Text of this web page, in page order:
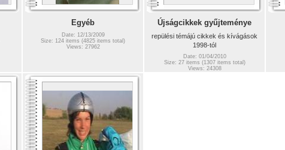
Egyéb
Date: 12/13/2009
Size: 124 items (4825 items total)
Views: 27962
Újságcikkek gyűjteménye
repülési témájú cikkek és kívágások
1998-tól
Date: 01/04/2010
Size: 27 items (1307 items total)
Views: 24308